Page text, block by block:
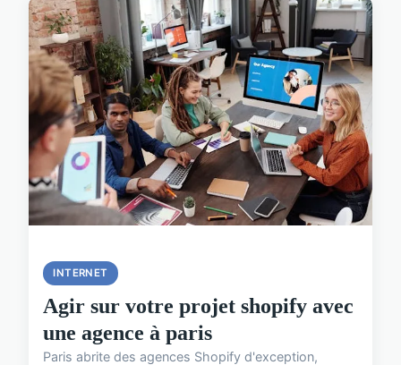
INTERNET
Agir sur votre projet shopify avec
une agence à paris
Paris abrite des agences Shopify d'exception,